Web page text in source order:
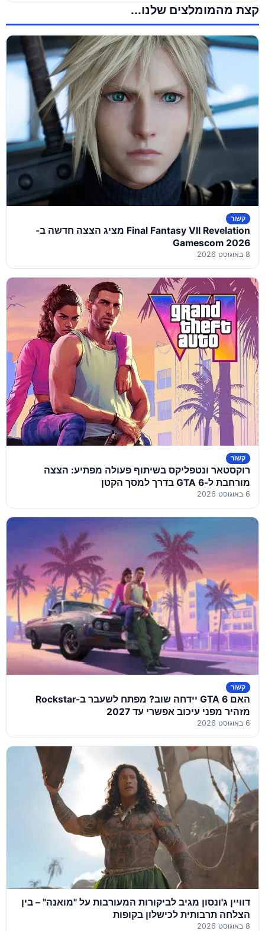
קצת מהמומלצים שלנו...
קשור
Final Fantasy VII Revelation מציג הצצה חדשה ב-
Gamescom 2026
8 באוגוסט 2026
קשור
רוקסטאר ונטפליקס בשיתוף פעולה מפתיע: הצצה
מורחבת ל-GTA 6 בדרך למסך הקטן
6 באוגוסט 2026
קשור
האם GTA 6 יידחה שוב? מפתח לשעבר ב-Rockstar
מזהיר מפני עיכוב אפשרי עד 2027
6 באוגוסט 2026
דוויין ג'ונסון מגיב לביקורות המעורבות על "מואנה" – בין
הצלחה תרבותית לכישלון בקופות
8 באוגוסט 2026